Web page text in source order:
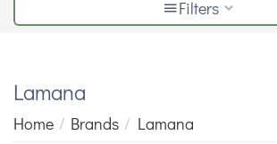
Filters
Lamana
Home / Brands / Lamana